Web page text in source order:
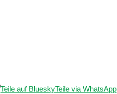
Teile auf BlueskyTeile via WhatsApp